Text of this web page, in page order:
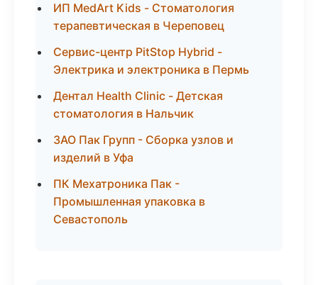
ИП MedArt Kids - Стоматология
терапевтическая в Череповец
Сервис-центр PitStop Hybrid -
Электрика и электроника в Пермь
Дентал Health Clinic - Детская
стоматология в Нальчик
ЗАО Пак Групп - Сборка узлов и
изделий в Уфа
ПК Мехатроника Пак -
Промышленная упаковка в
Севастополь